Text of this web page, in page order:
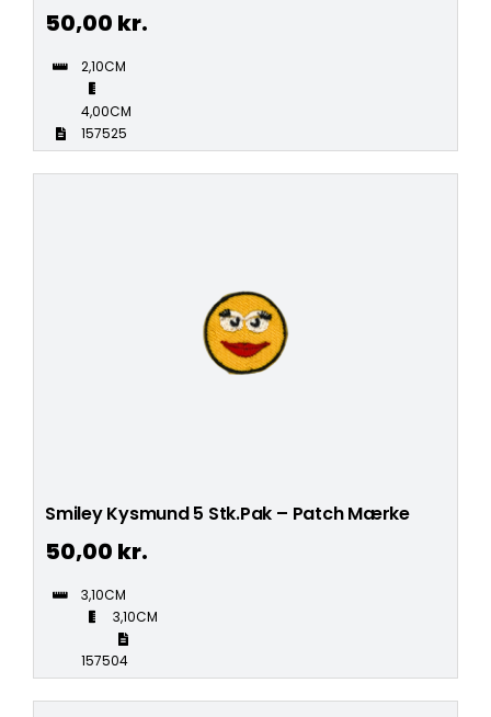
50,00 kr.
2,10CM
4,00CM
157525
Smiley Kysmund 5 Stk.Pak – Patch Mærke
50,00 kr.
3,10CM
3,10CM
157504